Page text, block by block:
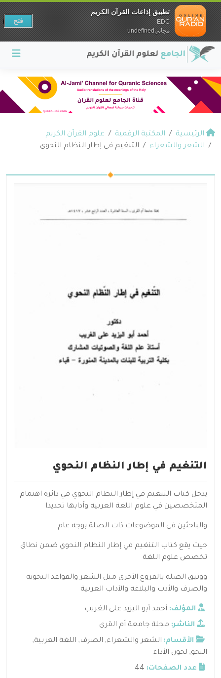
الرئيسية المكتبة الرقمية
علوم القرآن الكريم
الشعر والشعراء
التنغيم في إطار النظام النحوي
التنغيم في إطار النظام النحوي
يدخل كتاب التنغيم في إطار النظام النحوي في دائرة اهتمام
المتخصصين في علوم اللغة العربية وآدابها تحديدا
والباحثين في الموضوعات ذات الصلة بوجه عام
حيث يقع كتاب التنغيم في إطار النظام النحوي ضمن نطاق
تخصص علوم اللغة
ووثيق الصلة بالفروع الأخرى مثل الشعر والقواعد النحوية
والصرف والأدب والبلاغة والآداب العربية
المؤلف: أحمد أبو اليزيد علي الغريب
الناشر: مجلة جامعة أم القرى
الأقسام: الشعر والشعراء, الصرف, اللغة العربية,
النحو, لحون الأداء
عدد الصفحات: 44
تطبيق إذاعات القرآن الكريم
EDC
مجانيundefined
فتح